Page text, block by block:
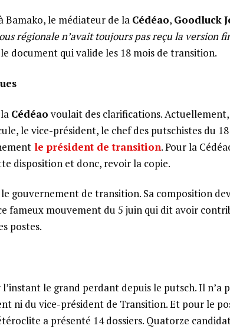
Bamako, le médiateur de la Cédéao, Goodluck
régionale n’avait toujours pas reçu la version
document qui valide les 18 mois de transition.
Cédéao voulait des clarifications. Actuellement,
le vice-président, le chef des putschistes du
le président de transition. Pour la
disposition et donc, revoir la copie.
gouvernement de transition. Sa composition
fameux mouvement du 5 juin qui dit avoir
postes.
le grand perdant depuis le putsch. Il n’a
ni du vice-président de Transition. Et pour le
a présenté 14 dossiers. Quatorze